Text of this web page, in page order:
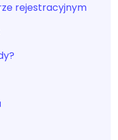
rejestracyjnym